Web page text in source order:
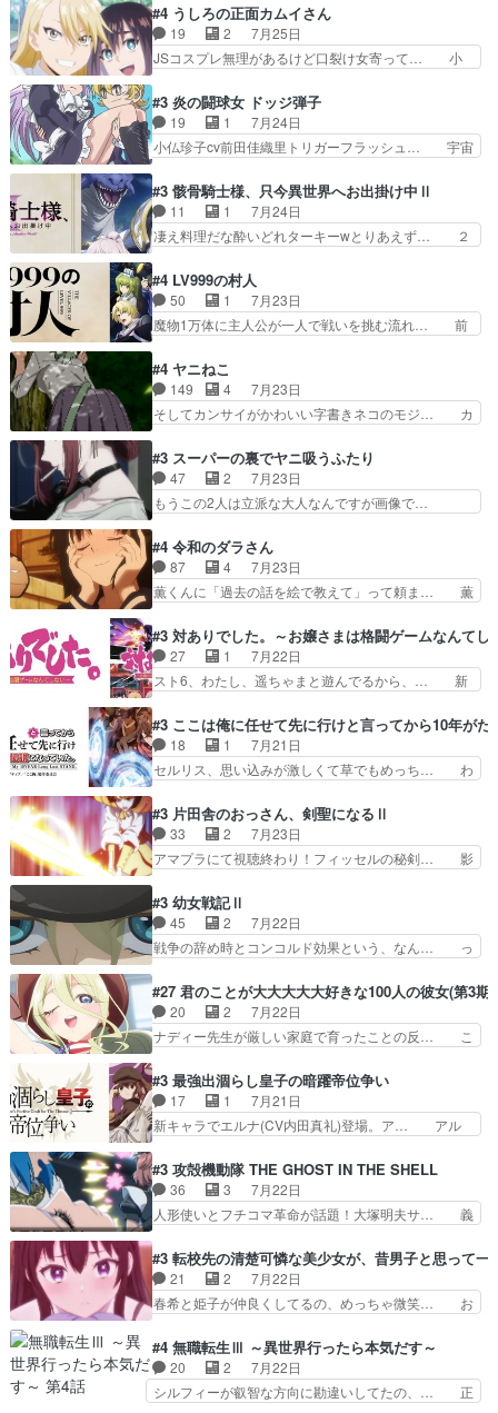
で相手の緊張を解く相手の共… たまったアニメ
50本だってｗ今日も帰った… マネージャー実在
した大逆風のハズなのに全…
の恋愛系で1番これが好き。愛する気は… 今晩
は、2130頃からシンデレラガールズ… 公爵の妻
なのに着てる洋服がシンプル。テー… まあ、これ
は見なくていいな。むしろ判断が… 自分でも気づ
ぜかヒロイン化していますデ… 【今夜のアニメA
は…】前向き没落令嬢×こ… 「ぼやっとしてたら
菜園の領地の外まで開墾…
#4 うしろの正面カムイさん
19 2
7月25日
JSコスプレ無理があるけど口裂け女寄って… 小
カちゃんがヤバすぎてボキキしそう(ぇ… 口裂け
女って人を襲うって知らなかった…ポ… そのスタ
イルで小学生ファッションは口裂け… 相変わら
ず、尺の都合なのか原作漫画の細か… 除霊士カム
昭和キッズを恐怖のどん底へ突… 現代で有名な口
裂け女登場！お市ちゃん、ポ… ろくろ首の除霊シ
ーン「悪霊退散」のパチン…
#3 炎の闘球女 ドッジ弾子
19 1
7月24日
小仏珍子cv前田佳織里トリガーフラッシュ… 宇宙
いたぶってるのか！？Cパートで懐か… 普通にド
ッジが激アツ。いや羽仁衣が初めて… 優谷優の声
優に「ちんこ」って言わせてて興… 珍子ちゃ
ん………！！！！？！先週に引き続… これは意図
限ったことでなく、最近のアニ… 東山朱莉
（AkariHIGASHIYAM… こんなに可憐で可愛い泣
き虫メイドが僅か3…
#3 骸骨騎士様、只今異世界へお出掛け中Ⅱ
11 1
7月24日
凄え料理だな酔いどれターキーwとりあえず… ２
いの良いお兄ちゃん！！現場も楽しかっ… 第３話
をｄアニメストアで視聴しました。視… ローデン
王国ホーバン領を訪れたアーク一行… 1期に引き
続き２期にも出演させていただけ… 1期の頃から
題解決特筆する事は無いが、… 今週もありがとう
ございます耳がヒクヒクな… 時計台に登ってるの
見ると挟まれないか心配…
#4 LV999の村人
50 1
7月23日
魔物1万体に主人公が一人で戦いを挑む流れ… 前
を魔物と人間に殺された鏡の生い立ち。… 勇者た
ちを信じてアリスを預ける、鏡を信じ… 勇者パー
ティが仲間になった！？会話が通じ… 鏡の過去、
辛すぎて胸が苦しくなりました…… 最初、勇者パ
コちゃんの性別が間違えられ… 鏡の両親がモンス
ターと人間にそれぞれ命を… 胸が苦しくなるほど
鏡くんの過去がとても残…
#4 ヤニねこ
149 4
7月23日
そしてカンサイがかわいい字書きネコのモジ… カ
は『ちんこ』によってリミッターが外れ… 今回は
汚い要素あまりなく普通にギャグアニ… あとアイ
キャッチが釈迦だったの本当に最高… まー、今回
もコンプライアンス違反にどこま… 達郎のオチに
ニメが好きでも大丈夫だよ」… あんな事こんな事
いっぱいさせられちゃうこ… 妹ネコちゃんのバー
ガーにタバコ入ってるの…
#3 スーパーの裏でヤニ吸うふたり
47 2
7月23日
もうこの2人は立派な大人なんですが画像で…
こ叡智でセクシー！ミストふっかけて嗅ぎ… あい
かわらず山田さんと田山さんが同一人物… 今さら
だけどずとまよのOP合ってるね。首… 佐々木と
田山さんにロマンスの香りが漂って… 佐々木さん
「ただのヤニ仲間」から「ちゃ… 田山から消臭ミ
ストを戴いてお礼返しをして… からかったつもり
なのに、思いもよらない佐…
#4 令和のダラさん
87 4
7月23日
薫くんに「過去の話を絵で教えて」って頼ま… 薫
シリアス展開になるかと思ったら全然そ… 薫が通
うは応神町立応神北小学校一方、日向… 思ったの
と違う刺客出てきたwwただ関西弁… とエピソー
ドの進みにおどろくけど、気持ち… ①作文の定番
れしてきた。ミステリアスな… 弟くんから昔の話
を絵に描いて！と言われた… 神をも恐れぬ姉弟と
ダラさんのコメディかと…
#3 対ありでした。～お嬢さまは格闘ゲームなんてし
27 1
7月22日
スト6、わたし、遥ちゃまと遊んでるから、… 新
ぁ、こんな都合よく格ゲー女子が集まるか… 規律
違反は許さない人かと負けず嫌いの可愛… 何かに
一生懸命になっている女の子はかわい… 先の一件
で綾と美緒は親しくなる。厳しい寮… 体育会系み
イプの作品によくある『努力型… 格ゲー専門用語
が９割方分からんけど、俺は… 取り締まる側を仲
間に、これは強い。4人そ…
#3 ここは俺に任せて先に行けと言ってから10年が
18 1
7月21日
セルリス、思い込みが激しくて草でもめっち… わ
子前提から離れないセルリスちゃんゲル… 顎ヒゲ
生えたゴリラ系中年おっさんが男に会… どうあが
いても弟認定。ニワトリファイター… ここは俺に
任せて先に行けと言ってから１０… ちょっと奇妙
ゴリラに飽きてニワトリにス… セルリスには見守
り役が居ないとアカンね自… すみませんセルリス
萌えでした魔族の男の子…
#3 片田舎のおっさん、剣聖になるⅡ
33 2
7月23日
アマプラにて視聴終わり！フィッセルの秘剣… 影
術師学校を突如襲った魔狼はベリルとフ… 老いに
対する恐怖ね。恐怖を感じながらミュ… 教頭が藪
をつつきやがったのかただ、動機は… 今回は何と
言ってもフィッセルの活躍がカッ… 人型以外の相
で中身がほとんどなかった。… 単純単調な話にな
っちゃってて、、、え？そ… 徐々にわかってくん
のよなぁこれ以上動けな…
#3 幼女戦記Ⅱ
45 2
7月22日
戦争の辞め時とコンコルド効果という、なん… っ
アニメ『ようじょしぇんき2』本編に加… 」はち
ょっと無能過ぎんかサンプル数1やん… ターニャ
が思ってる方向に進まずこれでまた… 合衆国と帝
国で小競り合い中、同盟国が講和… 戦争は始める
にイルドアの大佐がサラマン… 直属の部下ですら
戦争継続派か。。戦争は始… 「（あの量の差が気
になるッ!!!）」ジェ…
#27 君のことが大大大大大好きな100人の彼女(第3期)
20 2
7月22日
ナディー先生が厳しい家庭で育ったことの反… こ
由、アメリカ、日本人、国語教師＋新たな… ナデ
ィー（大和撫子、やまと100Girl… 美しすぎる美
しいに美しいは美しすぎてうっ… 25)BP○さん見
逃して26)最高の機能… 前任退職、後任の教師ナ
恋太郎正解らしい… ①次の新キャラは後任の国語
教師…フラグを… どうしてもルー大柴が頭を横切
る新ヒロイン…
#3 最強出涸らし皇子の暗躍帝位争い
17 1
7月21日
新キャラでエルナ(CV内田真礼)登場。ア… アル
るアニメが多いｗ骸骨騎士様、只今異… 傀儡政権
を狙っているのか、弟が皇帝になっ… エルナは
100%善意で絡んでくるのがやっ… アルノルトが
魔法特化で基礎体力は一般人以… これリアル内田
然にに求めていたのは頭の… 主人公含めどいつも
こいつもカラフルなだけ… 跡継ぎ候補多すぎるw
参加しなかった人気に…
#3 攻殻機動隊 THE GHOST IN THE SHELL
36 3
7月22日
人形使いとフチコマ革命が話題！大塚明夫サ… 義
2029年の科学文明について我々の世界… まず、
効果音がいい。私が思うに、銃撃戦が… いきなり
のハラハラ感。犯人をどんどん追い… 擬似記憶な
の本物なのか分からないと思う？… をバンダイチ
OVAならアリかな。ICT… 冒頭のアクションから
釘付けだった。皆人形… ひとつの単体の作品とし
ては悪くないと思い…
#3 転校先の清楚可憐な美少女が、昔男子と思って一
21 2
7月22日
春希と姫子が仲良くしてるの、めっちゃ微笑… お
堂さんが女性だってことみんな知らなか… 姫子さ
んと三岳さんがラストに姫子さんのお… 初めて夜
のコンビニに行った隼人と姫子は偶… こういう学
園物のラブコメ元々好きだから設… にしても妹は
#4 無職転生Ⅲ ～異世界行ったら本気だす～
20 2
7月22日
シルフィーが叡智な方向に勘違いしてたの、… 正